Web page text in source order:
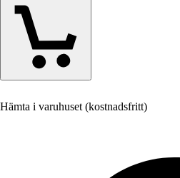
Hämta i varuhuset (kostnadsfritt)